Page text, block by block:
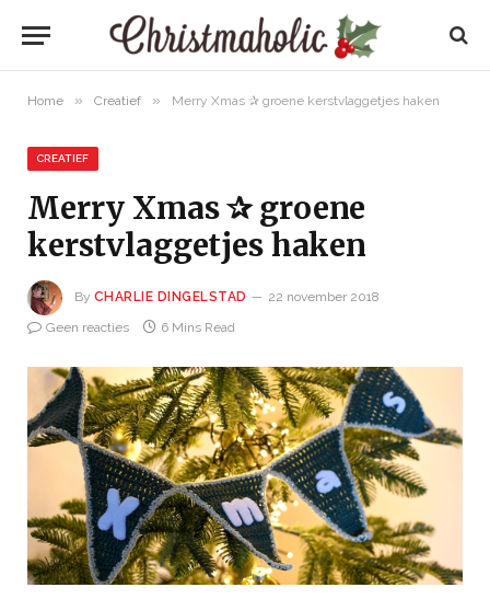
Home » Creatief » Merry Xmas ✰ groene kerstvlaggetjes haken
CREATIEF
Merry Xmas ✰ groene
kerstvlaggetjes haken
By CHARLIE DINGELSTAD
22 november 2018
Geen reacties
6 Mins Read